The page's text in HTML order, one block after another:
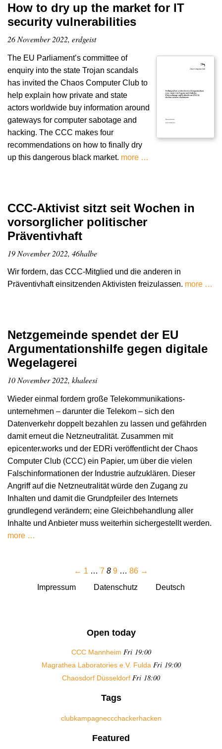
How to dry up the market for IT
security vulnerabilities
26 November 2022, erdgeist
The EU Parliament’s committee of
enquiry into the state Trojan scandals
has invited the Chaos Computer Club to
help explain how private and state
actors worldwide buy information around
gateways for computer sabotage and
hacking. The CCC makes four
recommendations on how to finally dry
up this dangerous black market. more …
CCC-Aktivist sitzt seit Wochen in
vorsorglicher politischer
Präventivhaft
19 November 2022, 46halbe
Wir fordern, das CCC-Mitglied und die anderen in
Präventivhaft einsitzenden Aktivisten freizulassen. more …
Netzgemeinde spendet der EU
Argumentationshilfe gegen digitale
Wegelagerei
10 November 2022, khaleesi
Wieder einmal fordern große Tele­kommunikations­
unternehmen – darunter die Telekom – sich den
Datenverkehr doppelt bezahlen zu lassen und gefährden
damit erneut die Netzneutralität. Zusammen mit
epicenter.works und der EDRi veröffentlicht der Chaos
Computer Club (CCC) ein Papier, um über die vielen
Falschinformationen der Industrie aufzuklären. Dieser
Angriff auf die Netzneutralität würde den Zugang zu
Inhalten und damit die Grundpfeiler des Internets
grundlegend verändern; eine Gleichbehandlung aller
Inhalte und Anbieter muss weiterhin sichergestellt werden.
more …
← 1 … 7 8 9 … 86 →
Impressum
Datenschutz Deutsch
Open today
CCC Mannheim Fri 19:00
Magrathea Laboratories e.V. Fulda Fri 19:00
Chaosdorf Düsseldorf Fri 18:00
Tags
clubkampagneccchackerhacken
Featured